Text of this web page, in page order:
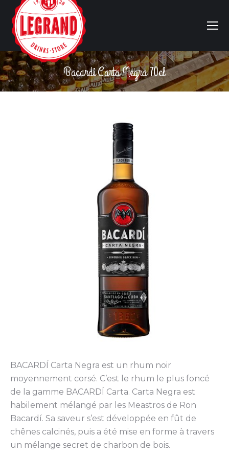
Bacardi Carta Negra 70cl
Vous êtes ici :
BACARDÍ Carta Negra est un rhum noir
moyennement corsé. C’est le rhum le plus foncé
de la gamme BACARDÍ Carta. Carta Negra est
habilement mélangé par les Meastros de Ron
Bacardí. Sa saveur s’est développée en fût de
chênes calcinés, puis a été mise en forme à travers
un mélange secret de charbon de bois.